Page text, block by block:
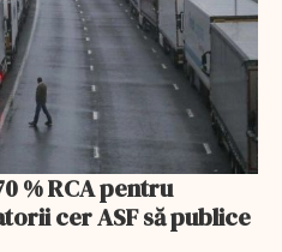
% RCA pentru
cer ASF să publice